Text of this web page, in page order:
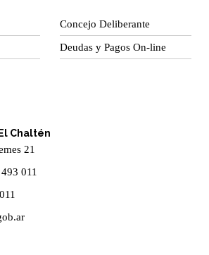
Concejo Deliberante
Deudas y Pagos On-line
Chaltén
21
011